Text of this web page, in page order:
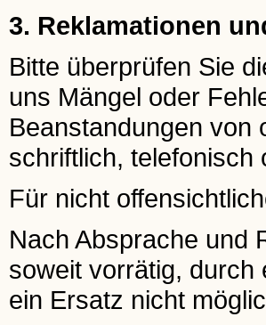
3. Reklamationen
Bitte überprüfen Sie
uns Mängel oder
Beanstandungen von
schriftlich, telefonisch
Für nicht
Nach Absprache und
soweit vorrätig, durch
ein Ersatz nicht